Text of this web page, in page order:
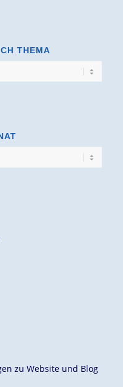
THEMA
zu Website und Blog